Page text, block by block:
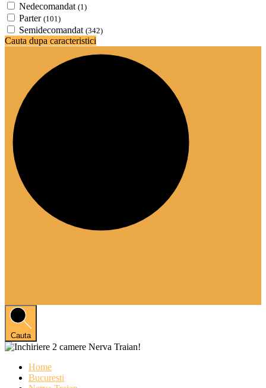
Nedecomandat (1)
Parter (101)
Semidecomandat (342)
Cauta dupa caracteristici
Cauta
Home
Bucuresti